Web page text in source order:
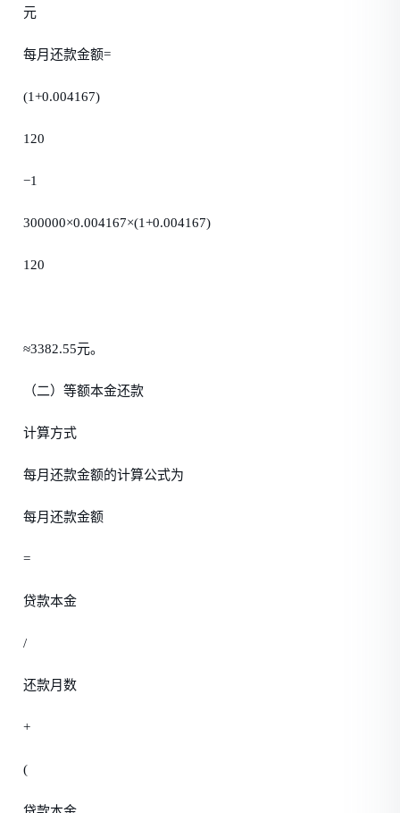
元
每月还款金额=
(1+0.004167)
120
−1
300000×0.004167×(1+0.004167)
120
≈3382.55元。
（二）等额本金还款
计算方式
每月还款金额的计算公式为
每月还款金额
=
贷款本金
/
还款月数
+
(